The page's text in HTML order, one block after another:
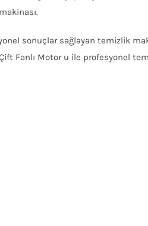
sonuçlar sağlayan temizlik
Fanlı Motor u ile profesyonel